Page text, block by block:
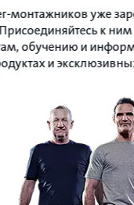
монтажников уже
к
обучению и
и